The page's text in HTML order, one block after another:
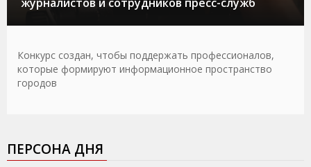
Конкурс создан, чтобы поддержать профессионалов,
которые формируют информационное пространство
городов
ПЕРСОНА ДНЯ